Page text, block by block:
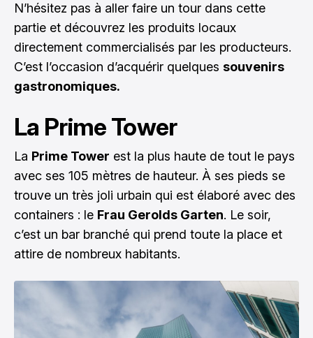
N’hésitez pas à aller faire un tour dans cette
partie et découvrez les produits locaux
directement commercialisés par les producteurs.
C’est l’occasion d’acquérir quelques souvenirs
gastronomiques.
La Prime Tower
La Prime Tower est la plus haute de tout le pays
avec ses 105 mètres de hauteur. À ses pieds se
trouve un très joli urbain qui est élaboré avec des
containers : le Frau Gerolds Garten. Le soir,
c’est un bar branché qui prend toute la place et
attire de nombreux habitants.